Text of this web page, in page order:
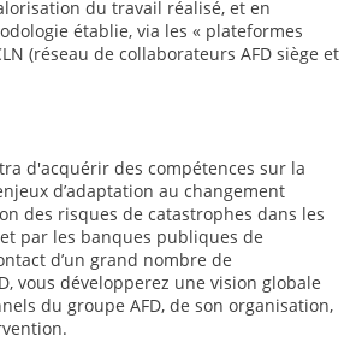
du travail réalisé, et en
établie, via les « plateformes
(réseau de collaborateurs AFD siège et
d'acquérir des compétences sur la
d’adaptation au changement
des risques de catastrophes dans les
par les banques publiques de
d’un grand nombre de
vous développerez une vision globale
du groupe AFD, de son organisation,